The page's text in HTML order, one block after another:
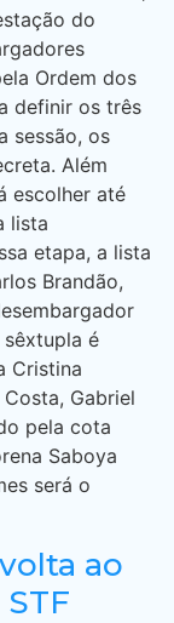
do
Ordem dos
definir os três
sessão, os
Além
escolher até
lista
etapa, a lista
Brandão,
é
Cristina
Gabriel
pela cota
Saboya
será o
ao